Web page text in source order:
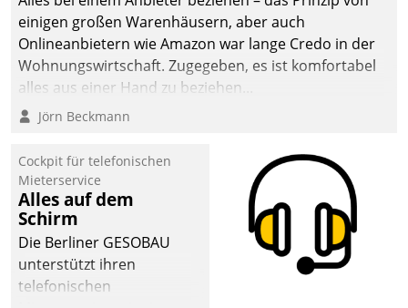
einigen großen Warenhäusern, aber auch
Onlineanbietern wie Amazon war lange Credo in der
Wohnungswirtschaft. Zugegeben, es ist komfortabel
alles aus einer Hand zu beziehen...
Jörn Beckmann
Cockpit für telefonischen
Mieterservice
Alles auf dem
Schirm
Die Berliner GESOBAU
unterstützt ihren
telefonischen